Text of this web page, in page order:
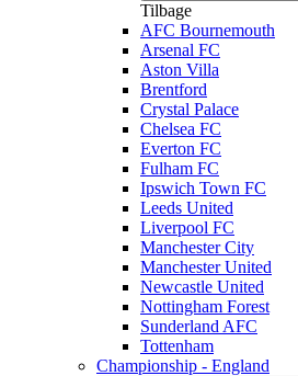
Tilbage
AFC Bournemouth
Arsenal FC
Aston Villa
Brentford
Crystal Palace
Chelsea FC
Everton FC
Fulham FC
Ipswich Town FC
Leeds United
Liverpool FC
Manchester City
Manchester United
Newcastle United
Nottingham Forest
Sunderland AFC
Tottenham
Championship - England